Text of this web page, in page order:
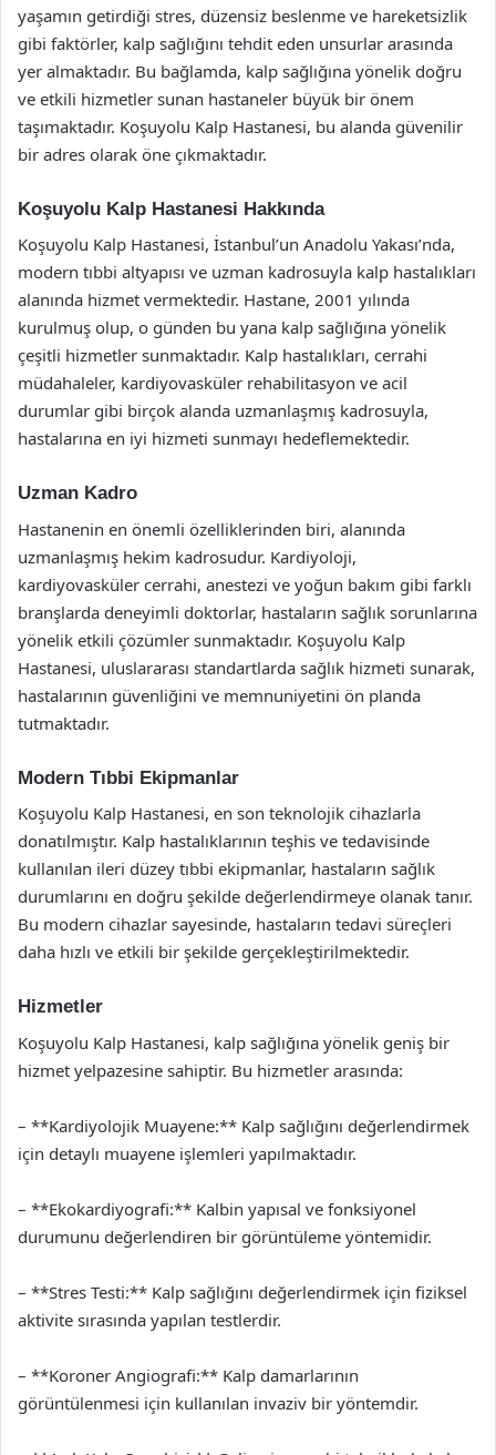
yaşamın getirdiği stres, düzensiz beslenme ve hareketsizlik
gibi faktörler, kalp sağlığını tehdit eden unsurlar arasında
yer almaktadır. Bu bağlamda, kalp sağlığına yönelik doğru
ve etkili hizmetler sunan hastaneler büyük bir önem
taşımaktadır. Koşuyolu Kalp Hastanesi, bu alanda güvenilir
bir adres olarak öne çıkmaktadır.
Koşuyolu Kalp Hastanesi Hakkında
Koşuyolu Kalp Hastanesi, İstanbul’un Anadolu Yakası’nda,
modern tıbbi altyapısı ve uzman kadrosuyla kalp hastalıkları
alanında hizmet vermektedir. Hastane, 2001 yılında
kurulmuş olup, o günden bu yana kalp sağlığına yönelik
çeşitli hizmetler sunmaktadır. Kalp hastalıkları, cerrahi
müdahaleler, kardiyovasküler rehabilitasyon ve acil
durumlar gibi birçok alanda uzmanlaşmış kadrosuyla,
hastalarına en iyi hizmeti sunmayı hedeflemektedir.
Uzman Kadro
Hastanenin en önemli özelliklerinden biri, alanında
uzmanlaşmış hekim kadrosudur. Kardiyoloji,
kardiyovasküler cerrahi, anestezi ve yoğun bakım gibi farklı
branşlarda deneyimli doktorlar, hastaların sağlık sorunlarına
yönelik etkili çözümler sunmaktadır. Koşuyolu Kalp
Hastanesi, uluslararası standartlarda sağlık hizmeti sunarak,
hastalarının güvenliğini ve memnuniyetini ön planda
tutmaktadır.
Modern Tıbbi Ekipmanlar
Koşuyolu Kalp Hastanesi, en son teknolojik cihazlarla
donatılmıştır. Kalp hastalıklarının teşhis ve tedavisinde
kullanılan ileri düzey tıbbi ekipmanlar, hastaların sağlık
durumlarını en doğru şekilde değerlendirmeye olanak tanır.
Bu modern cihazlar sayesinde, hastaların tedavi süreçleri
daha hızlı ve etkili bir şekilde gerçekleştirilmektedir.
Hizmetler
Koşuyolu Kalp Hastanesi, kalp sağlığına yönelik geniş bir
hizmet yelpazesine sahiptir. Bu hizmetler arasında:
– **Kardiyolojik Muayene:** Kalp sağlığını değerlendirmek
için detaylı muayene işlemleri yapılmaktadır.
– **Ekokardiyografi:** Kalbin yapısal ve fonksiyonel
durumunu değerlendiren bir görüntüleme yöntemidir.
– **Stres Testi:** Kalp sağlığını değerlendirmek için fiziksel
aktivite sırasında yapılan testlerdir.
– **Koroner Angiografi:** Kalp damarlarının
görüntülenmesi için kullanılan invaziv bir yöntemdir.